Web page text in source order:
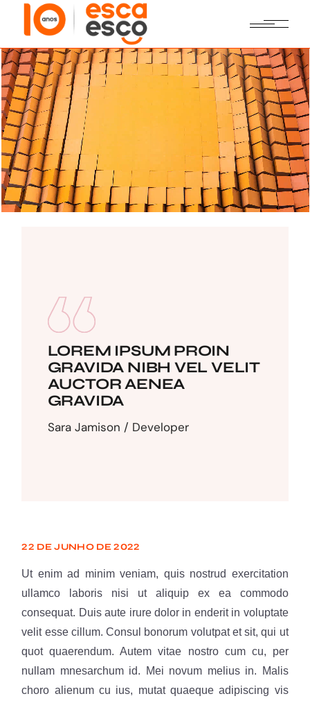
LOREM IPSUM PROIN
GRAVIDA NIBH VEL VELIT
AUCTOR AENEA
GRAVIDA
Sara Jamison / Developer
22 DE JUNHO DE 2022
Ut enim ad minim veniam, quis nostrud exercitation
ullamco laboris nisi ut aliquip ex ea commodo
consequat. Duis aute irure dolor in enderit in voluptate
velit esse cillum. Consul bonorum volutpat et sit, qui ut
quot quaerendum. Autem vitae nostro cum cu, per
nullam mnesarchum id. Mei novum melius in. Malis
choro alienum cu ius, mutat quaeque adipiscing vis